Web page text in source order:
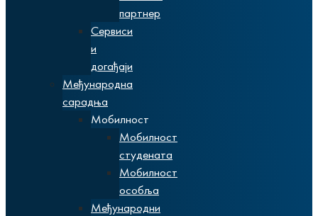
партнер
Сервиси
и
догађаји
Међународна
сарадња
Мобилност
Мобилност
студената
Мобилност
особља
Међународни